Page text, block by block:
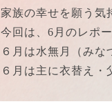
家族の幸せを願う気
今回は、6月のレポ
６月は水無月（みな
６月は主に衣替え